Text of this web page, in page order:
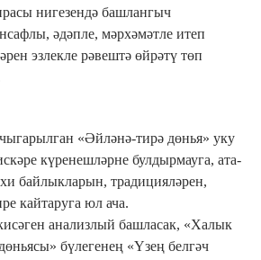
нигезендә башлангыч
әдәпле, мәрхәмәтле итеп
эзлекле рәвештә өйрәтү төп
«Әйләнә-тирә дөнья» уку
күренешләрне булдырмауга, ата-
байлыкларын, традицияләрен,
кайтаруга юл ача.
анализлый башласак, «Халык
бүлегенең «Үзең белгәч